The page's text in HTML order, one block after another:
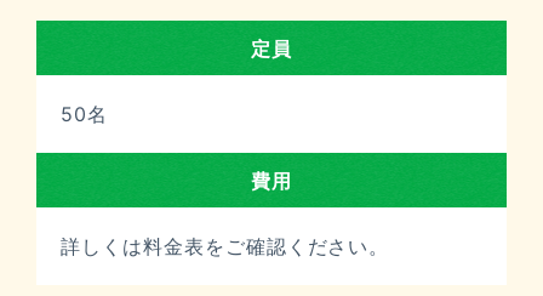
定員
50名
費用
詳しくは料金表をご確認ください。